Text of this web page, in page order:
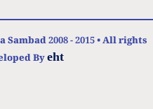
2008 - 2015 • All rights
Byeht